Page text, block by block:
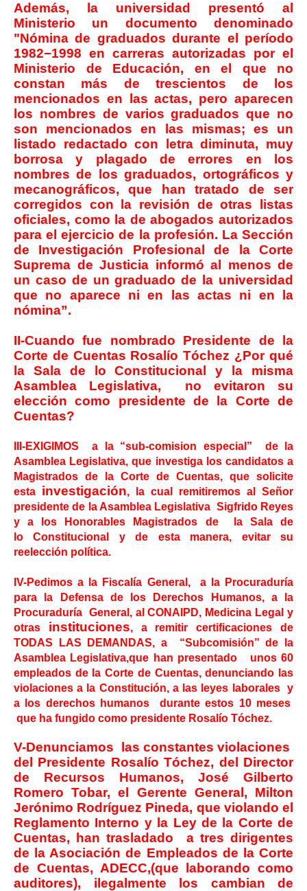
Además, la universidad presentó al
Ministerio un documento denominado
"Nómina de graduados durante el período
1982−1998 en carreras autorizadas por el
Ministerio de Educación, en el que no
constan más de trescientos de los
mencionados en las actas, pero aparecen
los nombres de varios graduados que no
son mencionados en las mismas; es un
listado redactado con letra diminuta, muy
borrosa y plagado de errores en los
nombres de los graduados, ortográficos y
mecanográficos, que han tratado de ser
corregidos con la revisión de otras listas
oficiales, como la de abogados autorizados
para el ejercicio de la profesión. La Sección
de Investigación Profesional de la Corte
Suprema de Justicia informó al menos de
un caso de un graduado de la universidad
que no aparece ni en las actas ni en la
nómina”.
II-Cuando fue nombrado Presidente de la
Corte de Cuentas Rosalío Tóchez ¿Por qué
la Sala de lo Constitucional y la misma
Asamblea Legislativa, no evitaron su
elección como presidente de la Corte de
Cuentas?
III-EXIGIMOS a la “sub-comision especial” de la
Asamblea Legislativa, que investiga los candidatos a
Magistrados de la Corte de Cuentas, que solicite
esta investigación, la cual remitiremos al Señor
presidente de la Asamblea Legislativa Sigfrido Reyes
y a los Honorables Magistrados de la Sala de
loConstitucional
y de esta manera, evitar su
reelección política.
IV-Pedimos a la Fiscalía General, a la Procuraduría
para la Defensa de los Derechos Humanos, a la
Procuraduría General, al CONAIPD, Medicina Legal y
otras instituciones, a remitir certificaciones de
TODAS LAS DEMANDAS, a “Subcomisión” de la
Asamblea Legislativa,que han presentado unos 60
empleados de la Corte de Cuentas, denunciando las
violaciones a la Constitución, a las leyes laborales y
a los derechos humanos durante estos 10 meses
que ha fungido como presidente Rosalío Tóchez.
V-Denunciamos las constantes violaciones
del Presidente Rosalío Tóchez, del Director
de Recursos Humanos, José Gilberto
Romero Tobar, el Gerente General, Milton
Jerónimo Rodríguez Pineda, que violando el
Reglamento Interno y la Ley de la Corte de
Cuentas, han trasladado a tres dirigentes
de la Asociación de Empleados de la Corte
de Cuentas, ADECC,(que laborando como
auditores), ilegalmente los cambian de